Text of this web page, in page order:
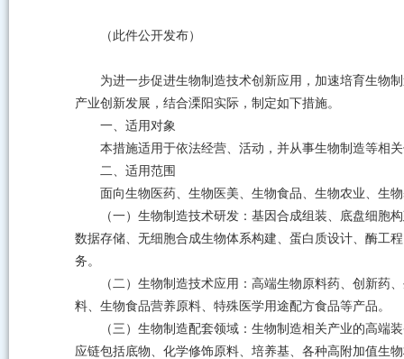
（此件公开发布）
为进一步促进生物制造技术创新应用，加速培育生物
产业创新发展，结合溧阳实际，制定如下措施。
一、适用对象
本措施适用于依法经营、活动，并从事生物制造等相
二、适用范围
面向生物医药、生物医美、生物食品、生物农业、生
（一）生物制造技术研发：基因合成组装、底盘细
数据存储、无细胞合成生物体系构建、蛋白质设计、酶工
务。
（二）生物制造技术应用：高端生物原料药、创新
料、生物食品营养原料、特殊医学用途配方食品等产品。
（三）生物制造配套领域：生物制造相关产业的高
应链包括底物、化学修饰原料、培养基、各种高附加值生